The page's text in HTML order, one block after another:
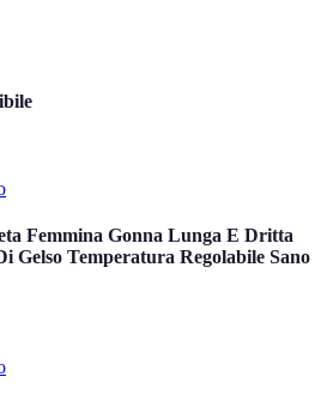
Femmina Gonna Lunga E Dritta
Gelso Temperatura Regolabile Sano